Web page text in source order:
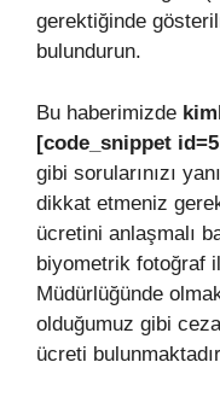
gerektiğinde
bulundurun.
Bu haberimizde
[code_snippet
gibi sorularınızı
dikkat etmeniz
ücretini anlaşmalı
biyometrik fotoğraf
Müdürlüğünde
olduğumuz gibi
ücreti